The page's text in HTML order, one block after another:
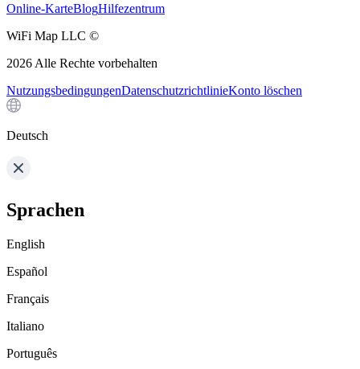
Online-KarteBlogHilfezentrum
WiFi Map LLC ©
2026 Alle Rechte vorbehalten
NutzungsbedingungenDatenschutzrichtlinieKonto löschen
Deutsch
Sprachen
English
Español
Français
Italiano
Português